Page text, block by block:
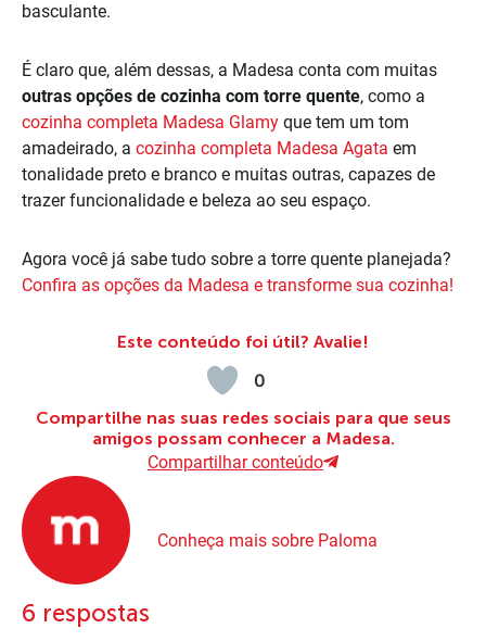
basculante.
É claro que, além dessas, a Madesa conta com muitas
outras opções de cozinha com torre quente, como a
cozinha completa Madesa Glamy que tem um tom
amadeirado, a cozinha completa Madesa Agata em
tonalidade preto e branco e muitas outras, capazes de
trazer funcionalidade e beleza ao seu espaço.
Agora você já sabe tudo sobre a torre quente planejada?
Confira as opções da Madesa e transforme sua cozinha!
Este conteúdo foi útil? Avalie!
0
Compartilhe nas suas redes sociais para que seus
amigos possam conhecer a Madesa.
Compartilhar conteúdo
Conheça mais sobre Paloma
6 respostas